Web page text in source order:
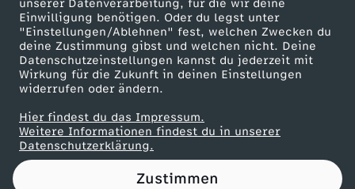
unserer Datenverarbeitung, für die wir deine
Einwilligung benötigen. Oder du legst unter
"Einstellungen/Ablehnen" fest, welchen Zwecken du
deine Zustimmung gibst und welchen nicht. Deine
Datenschutzeinstellungen kannst du jederzeit mit
Wirkung für die Zukunft in deinen Einstellungen
widerrufen oder ändern.
Hier findest du das Impressum.
Weitere Informationen findest du in unserer
Datenschutzerklärung.
Zustimmen
l
o
M
u
t
Mainzelmännchen
Partner